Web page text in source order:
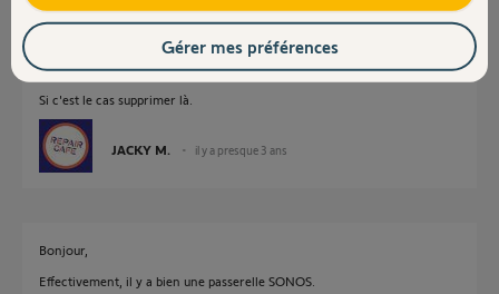
Bonjour Cyril
Vérifier dans le paramétrage (...) Mes autres passerelles si il n'y a pas une
passerelle SONOS.
Si c'est le cas supprimer là.
JACKY M. il y a presque 3 ans
Bonjour,
Effectivement, il y a bien une passerelle SONOS.
Gérer mes préférences